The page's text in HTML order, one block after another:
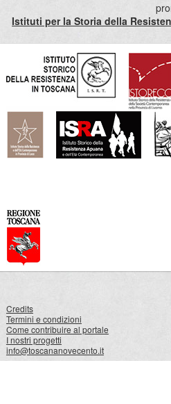
Istituti per la Storia della
Credits
Termini e condizioni
Come contribuire al portale
I nostri progetti
info@toscananovecento.it